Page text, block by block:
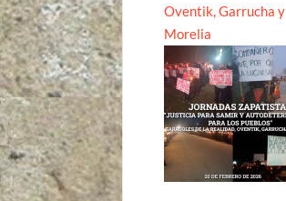
Oventik, Garrucha y
Morelia